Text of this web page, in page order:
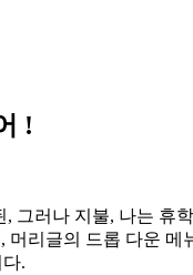
!
그러나 지불, 나는 휴
, 머리글의 드롭 다운 메
.